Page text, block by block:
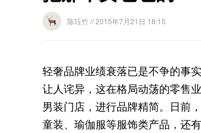
陈珏竹// 2015年7月21日 18:15
轻奢品牌业绩衰落已是不争的事
让人诧异，这在格局动荡的零售
男装门店，进行品牌精简。日前
童装、瑜伽服等服饰类产品，还